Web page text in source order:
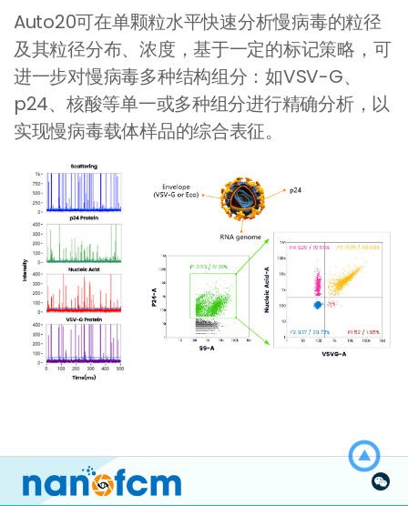
Auto20可在单颗粒水平快速分析慢病毒的粒径
及其粒径分布、浓度，基于一定的标记策略，可
进一步对慢病毒多种结构组分：如VSV-G、
p24、核酸等单一或多种组分进行精确分析，以
实现慢病毒载体样品的综合表征。